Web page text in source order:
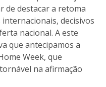
de destacar a retoma
decisivos
nacional. A este
que antecipamos a
Week, que
na afirmação